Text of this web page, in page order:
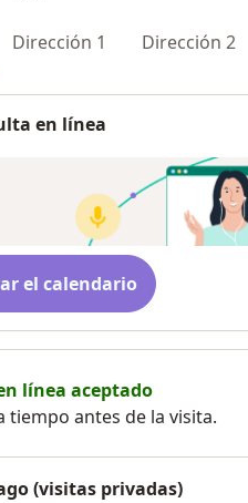
Dirección 1 Dirección 2
en línea
el calendario
línea aceptado
tiempo antes de la visita.
(visitas privadas)